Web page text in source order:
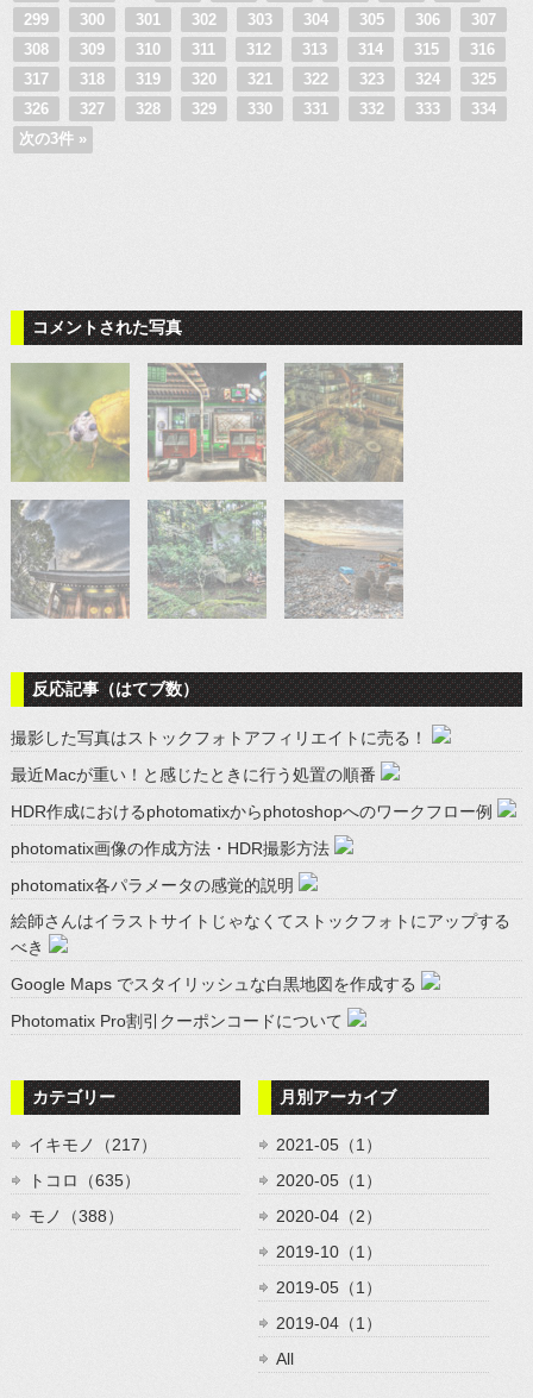
299
300 301 302 303 304 305 306
307
308
309 310 311 312 313 314 315
316
317
318 319 320 321 322 323 324
325
326
327 328 329 330 331 332 333
334
次の3件 »
コメントされた写真
反応記事（はてブ数）
撮影した写真はストックフォトアフィリエイトに売る！
最近Macが重い！と感じたときに行う処置の順番
HDR作成におけるphotomatixからphotoshopへのワークフロー例
photomatix画像の作成方法・HDR撮影方法
photomatix各パラメータの感覚的説明
絵師さんはイラストサイトじゃなくてストックフォトにアップする
べき
Google Maps でスタイリッシュな白黒地図を作成する
Photomatix Pro割引クーポンコードについて
カテゴリー
イキモノ（217）
トコロ（635）
モノ（388）
月別アーカイブ
2021-05（1）
2020-05（1）
2020-04（2）
2019-10（1）
2019-05（1）
2019-04（1）
All